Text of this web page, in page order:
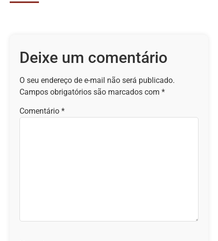
Deixe um comentário
O seu endereço de e-mail não será publicado.
Campos obrigatórios são marcados com *
Comentário *